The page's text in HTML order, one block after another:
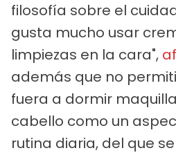
filosofía sobre el
gusta mucho usar
limpiezas en la cara",
además que no
fuera a dormir
cabello como un
rutina diaria, del que